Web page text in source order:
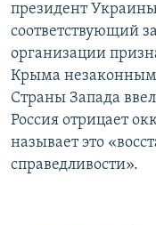
президент
соответствующий
организации
Крыма
Страны Запада
Россия отрицает
называет это
справедливости».